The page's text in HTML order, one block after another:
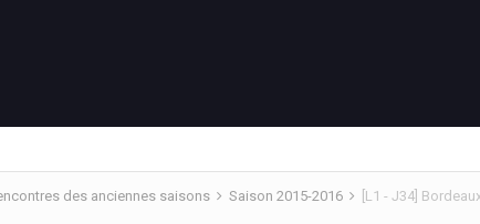
des anciennes saisons Saison 2015-2016 [L1 - J34]